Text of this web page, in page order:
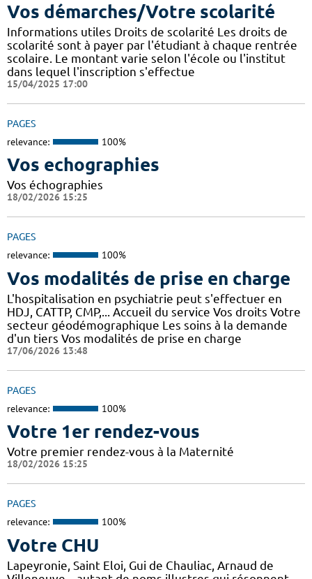
Vos démarches/Votre scolarité
Informations utiles Droits de scolarité Les droits de
scolarité sont à payer par l'étudiant à chaque rentrée
scolaire. Le montant varie selon l'école ou l'institut
dans lequel l'inscription s'effectue
15/04/2025 17:00
PAGES
relevance: 100%
Vos echographies
Vos échographies
18/02/2026 15:25
PAGES
relevance: 100%
Vos modalités de prise en charge
L'hospitalisation en psychiatrie peut s'effectuer en
HDJ, CATTP, CMP,... Accueil du service Vos droits Votre
secteur géodémographique Les soins à la demande
d'un tiers Vos modalités de prise en charge
17/06/2026 13:48
PAGES
relevance: 100%
Votre 1er rendez-vous
Votre premier rendez-vous à la Maternité
18/02/2026 15:25
PAGES
relevance: 100%
Votre CHU
Lapeyronie, Saint Eloi, Gui de Chauliac, Arnaud de